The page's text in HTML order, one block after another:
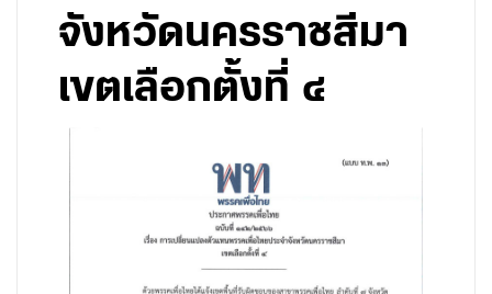
จังหวัดนครราชสีมา
เขตเลือกตั้งที่ ๔